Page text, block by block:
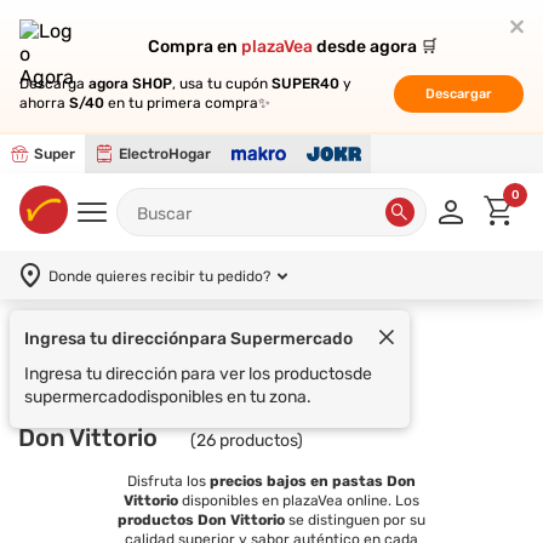
Compra en plazaVeadesde agora 🛒
Descarga agora SHOP, usa tu cupón SUPER40 y
ahorra S/40 en tu primera compra✨
Descargar
Super ElectroHogar
Compra en plazaVeadesde agora 🛒
Descarga agora SHOP, usa tu cupón SUPER40 y
ahorra S/40 en tu primera compra✨
Descargar
0
Donde quieres recibir tu pedido?
Ingresa tu direcciónpara Supermercado
Ingresa tu dirección para ver los productosde
supermercadodisponibles en tu zona.
Supermercado DON VITTORIO
Don Vittorio (26 productos)
Disfruta los precios bajos en pastas Don
Vittorio disponibles en plazaVea online. Los
productos Don Vittorio se distinguen por su
calidad superior y sabor auténtico en cada